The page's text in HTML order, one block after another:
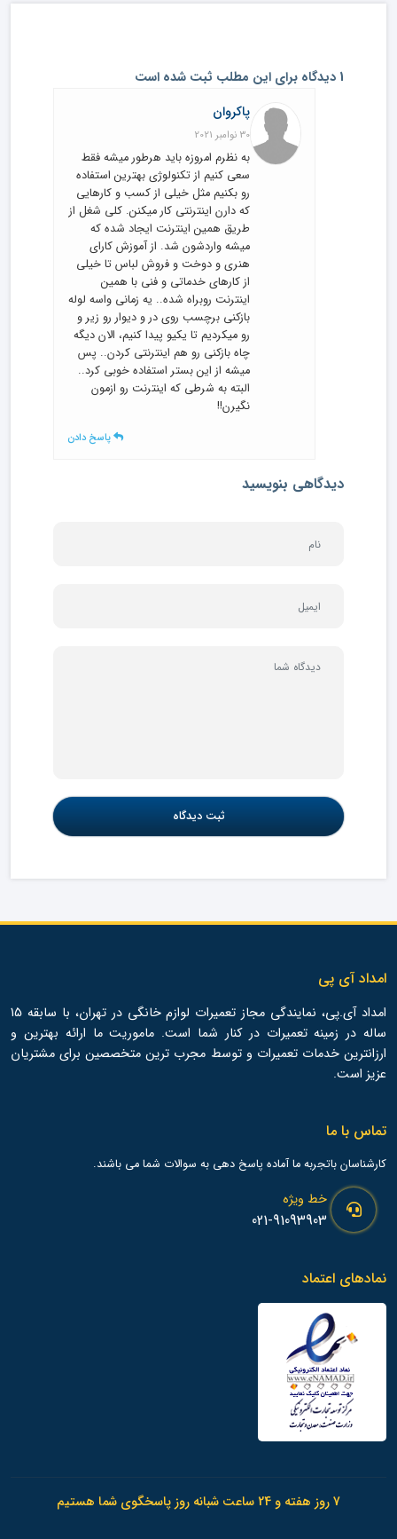
1 دیدگاه برای این مطلب ثبت شده است
پاکروان
30 نوامبر 2021
به نظرم امروزه باید هرطور میشه فقط
سعی کنیم از تکنولوژی بهترین استفاده
رو بکنیم مثل خیلی از کسب و کارهایی
که دارن اینترنتی کار میکنن. کلی شغل از
طریق همین اینترنت ایجاد شده که
میشه واردشون شد. از آموزش کارای
هنری و دوخت و فروش لباس تا خیلی
از کارهای خدماتی و فنی با همین
اینترنت روبراه شده.. یه زمانی واسه لوله
بازکنی برچسب روی در و دیوار رو زیر و
رو میکردیم تا یکیو پیدا کنیم، الان دیگه
چاه بازکنی رو هم اینترنتی کردن.. پس
میشه از این بستر استفاده خوبی کرد..
البته به شرطی که اینترنت رو ازمون
نگیرن!!
پاسخ دادن
دیدگاهی بنویسید
امداد آی پی
امداد آی.پی، نمایندگی مجاز تعمیرات لوازم خانگی در تهران، با سابقه 15
ساله در زمینه تعمیرات در کنار شما است. ماموریت ما ارائه بهترین و
ارزانترین خدمات تعمیرات و توسط مجرب ترین متخصصین برای مشتریان
عزیز است.
تماس با ما
کارشناسان باتجربه ما آماده پاسخ دهی به سوالات شما می باشند.
خط ویژه
021-91093903
نمادهای اعتماد
7 روز هفته و 24 ساعت شبانه روز پاسخگوی شما هستیم